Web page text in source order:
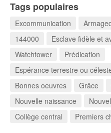
Tags populaires
Excommunication
144000
Esclave fidèle et
Watchtower
Prédication
Espérance terrestre ou
Bonnes oeuvres
Grâce
Nouvelle naissance
Collège central
Premiers